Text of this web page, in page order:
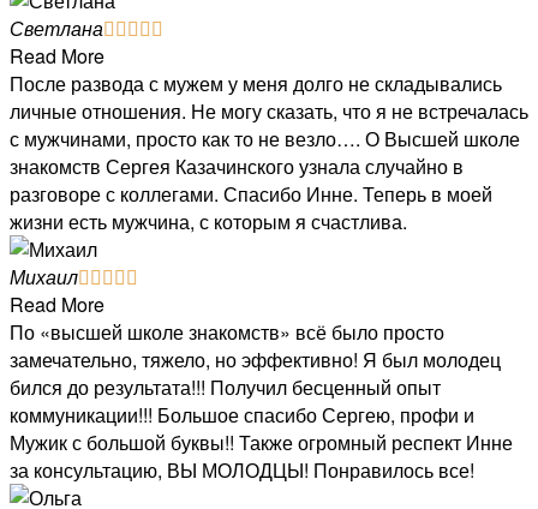
Светлана    
Read More
После развода с мужем у меня долго не складывались
личные отношения. Не могу сказать, что я не встречалась
с мужчинами, просто как то не везло…. О Высшей школе
знакомств Сергея Казачинского узнала случайно в
разговоре с коллегами. Спасибо Инне. Теперь в моей
жизни есть мужчина, с которым я счастлива.
Михаил    
Read More
По «высшей школе знакомств» всё было просто
замечательно, тяжело, но эффективно! Я был молодец
бился до результата!!! Получил бесценный опыт
коммуникации!!! Большое спасибо Сергею, профи и
Мужик с большой буквы!! Также огромный респект Инне
за консультацию, ВЫ МОЛОДЦЫ! Понравилось все!